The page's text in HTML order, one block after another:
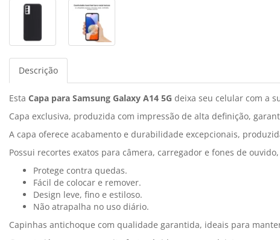
Descrição
Esta Capa para Samsung Galaxy A14 5G deixa seu celular com a
Capa exclusiva, produzida com impressão de alta definição,
A capa oferece acabamento e durabilidade excepcionais,
Possui recortes exatos para câmera, carregador e fones de
Protege contra quedas.
Fácil de colocar e remover.
Design leve, fino e estiloso.
Não atrapalha no uso diário.
Capinhas antichoque com qualidade garantida, ideais para